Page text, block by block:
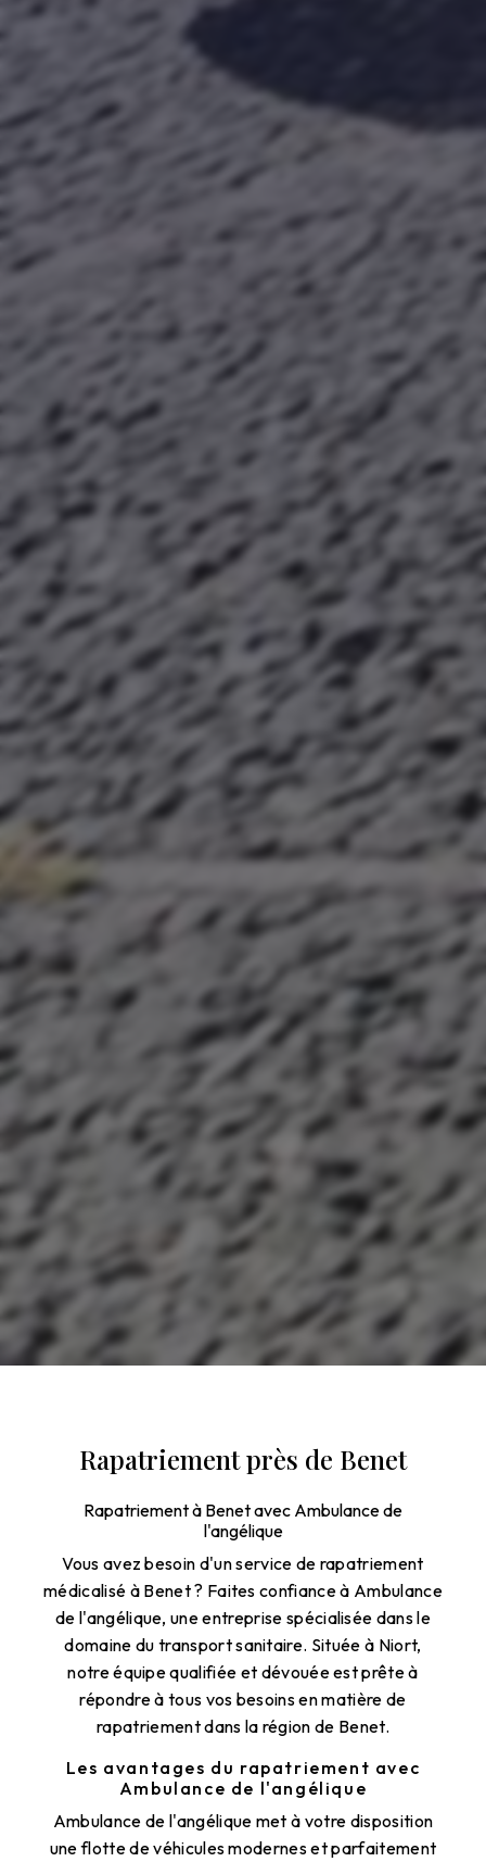
Rapatriement près de Benet
Rapatriement à Benet avec Ambulance de
l'angélique
Vous avez besoin d'un service de rapatriement
médicalisé à Benet ? Faites confiance à Ambulance
de l'angélique, une entreprise spécialisée dans le
domaine du transport sanitaire. Située à Niort,
notre équipe qualifiée et dévouée est prête à
répondre à tous vos besoins en matière de
rapatriement dans la région de Benet.
Les avantages du rapatriement avec
Ambulance de l'angélique
Ambulance de l'angélique met à votre disposition
une flotte de véhicules modernes et parfaitement